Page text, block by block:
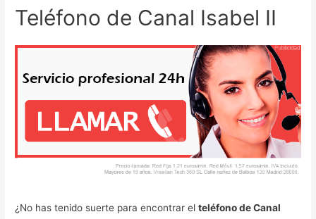
Teléfono de Canal Isabel II
¿No has tenido suerte para encontrar elteléfono de Canal